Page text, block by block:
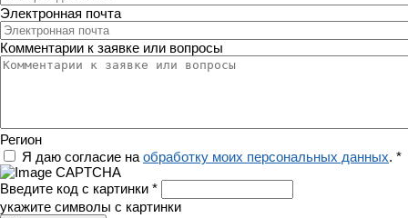
Электронная почта
Комментарии к заявке или вопросы
Регион
Я даю согласие на обработку моих персональных данных. *
Введите код с картинки *
укажите символы с картинки